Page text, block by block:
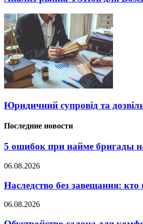
Юридичний супровід та
Последние новости
5 ошибок при найме бригады
06.08.2026
Наследство без завещания:
06.08.2026